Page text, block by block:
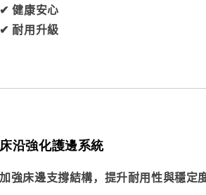
✔ 健康安心
✔ 耐用升級
床沿強化護邊系統
加強床邊支撐結構，提升耐用性與穩定